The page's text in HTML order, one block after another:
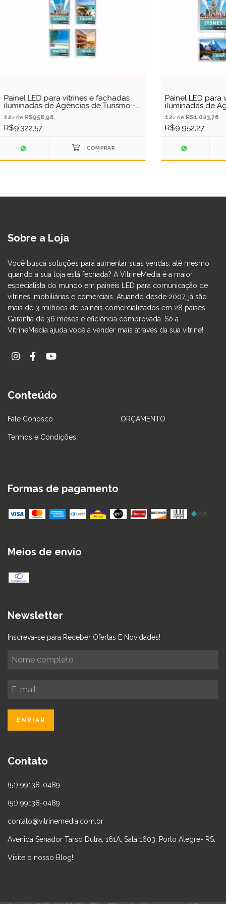
Painel LED para vitrines e fachadas
iluminadas de Agências de Turismo -
6 Display Tamanho A4
12x de R$958,98
R$9.322,57
Painel LED para
iluminadas de
4 Display
12x de R$1.023,76
R$9.952,27
Sobre a Loja
Você busca soluções para aumentar suas vendas, até mesmo
quando a sua loja está fechada? A ​VitrineMedia é a maior
especialista do mundo em painéis LED para comunicação de
vitrines imobiliárias e comerciais. Atuando desde 2007, já são
mais de 3 milhões de painéis comercializados em 28 países.
Garantia de 36 meses e eficiência comprovada. Só a
VitrineMedia ajuda você a vender mais através da sua vitrine!
Conteúdo
Fale Conosco ORÇAMENTO
Termos e Condições
Formas de pagamento
Meios de envio
Newsletter
Inscreva-se para Receber Ofertas E Novidades!
Contato
(51) 99138-0489
(51) 99138-0489
contato@vitrinemedia.com.br
Avenida Senador Tarso Dutra, 161A, Sala 1603. Porto Alegre- RS.
Visite o nosso Blog!